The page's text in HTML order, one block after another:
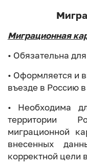
Миграционная
• Обязательна
• Оформляется и
въезде в Россию
• Необходима
территории
миграционной
внесенных
корректной цели